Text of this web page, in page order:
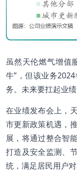
虽然天伦燃气增值
牛”，但该业务
务。未来要扛起业
在业绩发布会上，
市更新政策机遇，
展，将通过整合智
打造及安全监测、
统，满足居民用户